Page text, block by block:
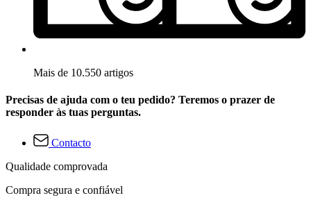
Mais de 10.550 artigos
Precisas de ajuda com o teu pedido? Teremos o prazer de
responder às tuas perguntas.
Contacto
Qualidade comprovada
Compra segura e confiável